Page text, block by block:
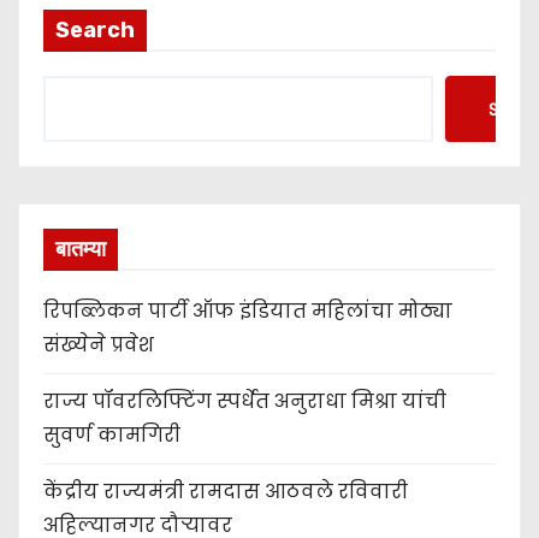
Search
बातम्या
रिपब्लिकन पार्टी ऑफ इंडियात महिलांचा मोठ्या
संख्येने प्रवेश
राज्य पॉवरलिफ्टिंग स्पर्धेत अनुराधा मिश्रा यांची
सुवर्ण कामगिरी
केंद्रीय राज्यमंत्री रामदास आठवले रविवारी
अहिल्यानगर दौऱ्यावर